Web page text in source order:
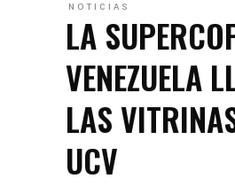
NOTICIAS
LA
VENEZUELA
LAS
UCV